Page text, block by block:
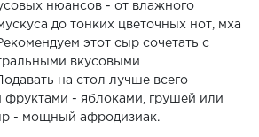
нюансов - от влажного
до тонких цветочных нот, мха
этот сыр сочетать с
вкусовыми
на стол лучше всего
фруктами - яблоками, грушей или
- мощный афродизиак.